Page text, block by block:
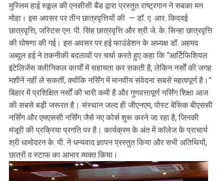
मुस्लिम हाई स्कूल की एनसीसी बैंड द्वारा प्रस्तुत राष्ट्रगान ने सबका मन
मोहा। इस अवसर पर तीन छात्रवृत्तियों की — डॉ. ए. आर. किदवई
छात्रवृत्ति, जस्टिस एन. पी. सिंह छात्रवृत्ति और श्री जे. के. सिन्हा छात्रवृत्ति
की घोषणा की गई। इस अवसर पर हई फाउंडेशन के अध्यक्ष डॉ. अहमद
अब्दुल हई ने तकनीकी बदलावों पर चर्चा करते हुए कहा कि “आर्टिफिशियल
इंटेलिजेंस क्लीनिकल कार्यों में सहायता कर सकती है, लेकिन नर्सों की जगह
मशीनें नहीं ले सकतीं, क्योंकि नर्सिंग में मानवीय संवेदना सबसे महत्वपूर्ण है।”
बिहार में प्रशिक्षित नर्सों की भारी कमी है और गुणवत्तापूर्ण नर्सिंग शिक्षा आज
की सबसे बड़ी जरूरत है। संस्थान जल्द ही जीएनएम, पोस्ट बेसिक बीएससी
नर्सिंग और एमएससी नर्सिंग जैसे नए कोर्स शुरू करने जा रहा है, जिनकी
मंजूरी की प्रक्रिया प्रगति पर है। कार्यक्रम के अंत में कॉलेज के प्राचार्य
श्री धामोदरन के. पी. ने धन्यवाद ज्ञापन प्रस्तुत किया और सभी अतिथियों,
छात्रों व स्टाफ का आभार व्यक्त किया।